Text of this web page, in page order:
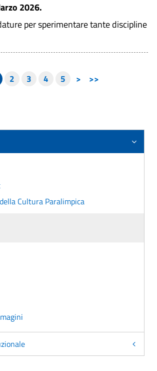
2026.
per sperimentare tante discipline
2 3 4 5 > >>
Cultura Paralimpica